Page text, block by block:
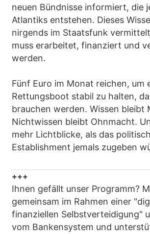
neuen Bündnisse informiert, die
Atlantiks entstehen. Dieses
nirgends im Staatsfunk
muss erarbeitet, finanziert und
werden.
Fünf Euro im Monat reichen, um
Rettungsboot stabil zu halten,
brauchen werden. Wissen bleibt
Nichtwissen bleibt Ohnmacht.
mehr Lichtblicke, als das
Establishment jemals zugeben
+++
Ihnen gefällt unser Programm?
gemeinsam im Rahmen einer
finanziellen Selbstverteidigung"
vom Bankensystem und